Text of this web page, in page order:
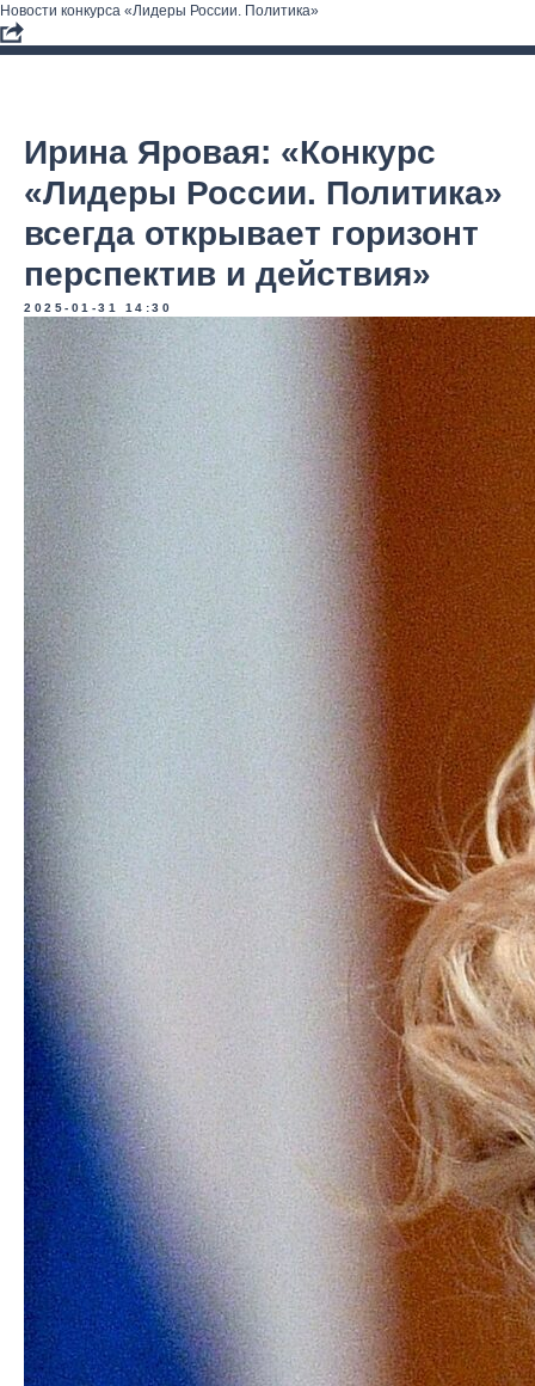
Новости конкурса «Лидеры России. Политика»
Ирина Яровая: «Конкурс
«Лидеры России. Политика»
всегда открывает горизонт
перспектив и действия»
2025-01-31 14:30